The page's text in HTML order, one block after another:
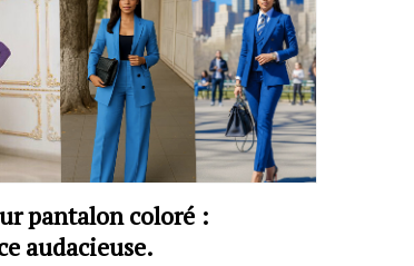
pantalon coloré :
audacieuse.